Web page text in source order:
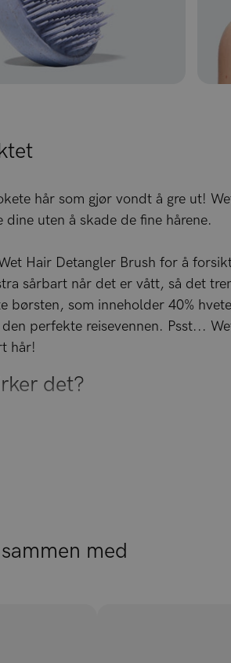
hår som gjør vondt å gre ut!
dine uten å skade de fine hårene.
Hair Detangler Brush for å
sårbart når det er vått, så det
børsten, som inneholder 40%
perfekte reisevennen. Psst...
hår!
det?
i de spesialdesignede
med